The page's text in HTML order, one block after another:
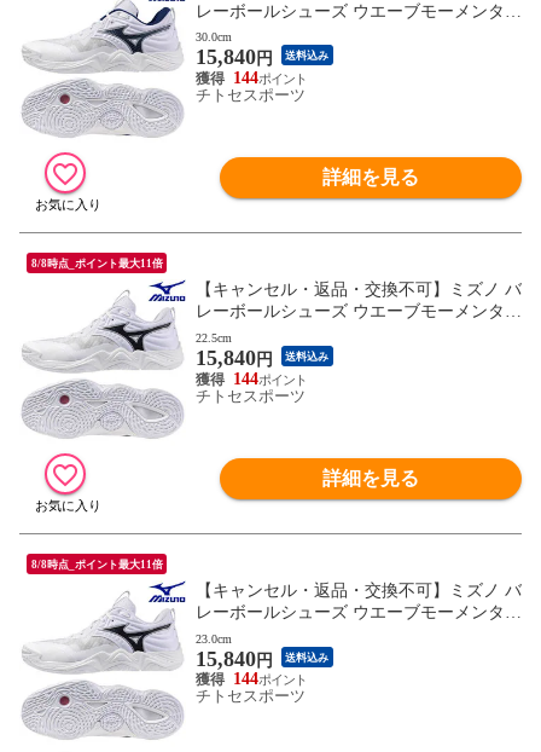
レーボールシューズ ウエーブモーメンタム
ELITE V1GA251255 ユニセックス 2025AW
RFCL
30.0cm
15,840円 送料込み
144
チトセスポーツ
詳細を見る
8/8時点_ポイント最大11倍
【キャンセル・返品・交換不可】ミズノ バ
レーボールシューズ ウエーブモーメンタム
ELITE WIDE V1GA251351 ユニセックス 2
025AW RFCL
22.5cm
15,840円 送料込み
144
チトセスポーツ
詳細を見る
8/8時点_ポイント最大11倍
【キャンセル・返品・交換不可】ミズノ バ
レーボールシューズ ウエーブモーメンタム
ELITE WIDE V1GA251351 ユニセックス 2
025AW RFCL
23.0cm
15,840円 送料込み
144
チトセスポーツ